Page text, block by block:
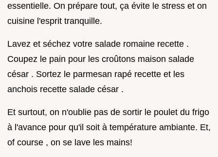
essentielle. On prépare tout, ça évite le stress et on
cuisine l'esprit tranquille.
Lavez et séchez votre salade romaine recette .
Coupez le pain pour les croûtons maison salade
césar . Sortez le parmesan rapé recette et les
anchois recette salade césar .
Et surtout, on n'oublie pas de sortir le poulet du frigo
à l'avance pour qu'il soit à température ambiante. Et,
of course , on se lave les mains!